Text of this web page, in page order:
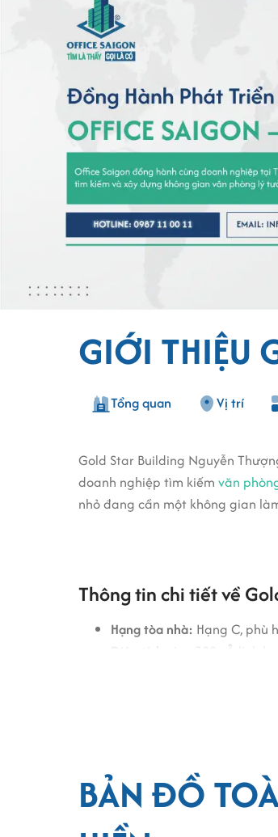
GIỚI THIỆU
Tổng quan Vị trí
Gold Star Building Nguyễn
doanh nghiệp tìm kiếm văn
nhỏ đang cần một không gian
Thông tin chi tiết về
Hạng tòa nhà: Hạng C, phù
Diện tích sàn:
300m², linh
Tiện ích và dịch vụ
Gold Star Building Nguyễn
BẢN ĐỒ